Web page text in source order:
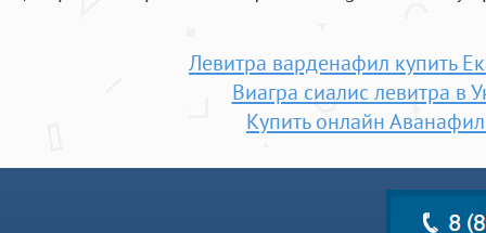
Левитра варденафил купить
Виагра сиалис левитра в
Купить онлайн